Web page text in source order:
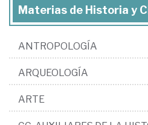
Materias de Historia y
ANTROPOLOGÍA
ARQUEOLOGÍA
ARTE